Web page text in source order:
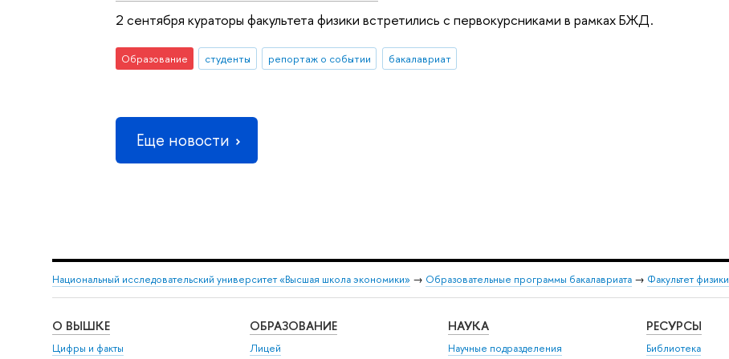
2 сентября кураторы факультета физики встретились с первокурсниками в рамках БЖД.
Образование студенты репортаж о событии бакалавриат
Еще новости
Национальный исследовательский университет «Высшая школа экономики» → Образовательные программы бакалавриата→ Факультет физики
О ВЫШКЕ
Цифры и факты
ОБРАЗОВАНИЕ
Лицей
НАУКА
Научные подразделения
РЕСУРСЫ
Библиотека